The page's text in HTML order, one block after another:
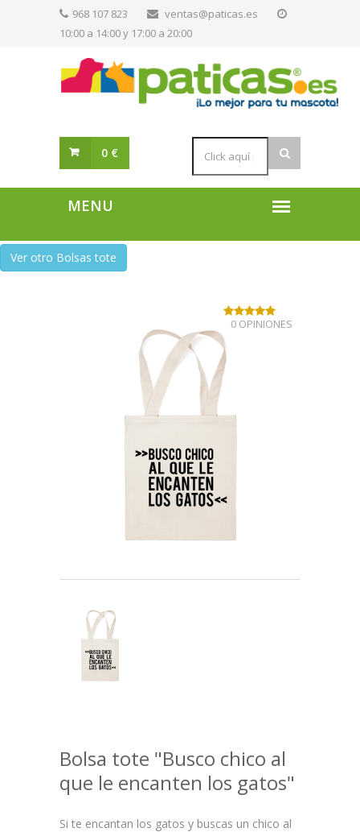
968 107 823
ventas@paticas.es
10:00 a 14:00 y 17:00 a 20:00
0 €
Ver otro Bolsas tote
Bolsa tote "Busco chico al
que le encanten los gatos"
0 OPINIONES
Si te encantan los gatos y buscas un chico al